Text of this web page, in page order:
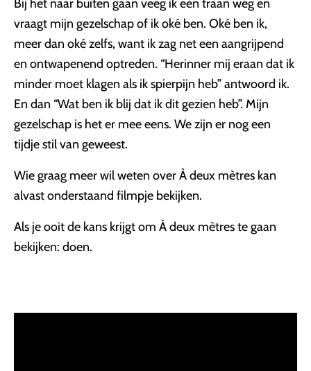
Bij het naar buiten gaan veeg ik een traan weg en
vraagt mijn gezelschap of ik oké ben. Oké ben ik,
meer dan oké zelfs, want ik zag net een aangrijpend
en ontwapenend optreden. “Herinner mij eraan dat ik
minder moet klagen als ik spierpijn heb” antwoord ik.
En dan “Wat ben ik blij dat ik dit gezien heb”. Mijn
gezelschap is het er mee eens. We zijn er nog een
tijdje stil van geweest.
Wie graag meer wil weten over À deux mètres kan
alvast onderstaand filmpje bekijken.
Als je ooit de kans krijgt om À deux mètres te gaan
bekijken: doen.